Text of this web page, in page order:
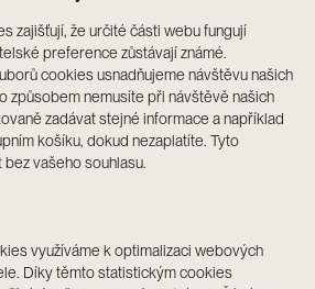
zajišťují, že určité části webu fungují
preference zůstávají známé.
cookies usnadňujeme návštěvu našich
způsobem nemusíte při návštěvě našich
zadávat stejné informace a například
košíku, dokud nezaplatíte. Tyto
vašeho souhlasu.
využíváme k optimalizaci webových
Díky těmto statistickým cookies